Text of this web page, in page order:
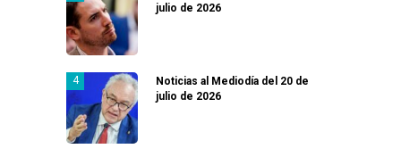
julio de 2026
Noticias al Mediodía del 20 de
julio de 2026